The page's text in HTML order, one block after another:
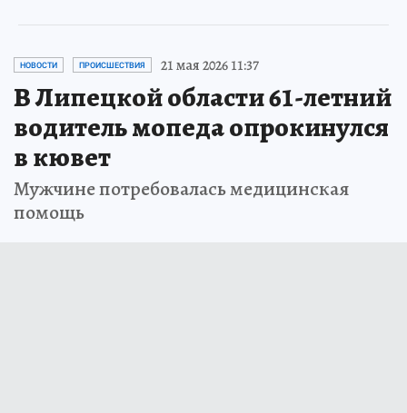
НОВОСТИ ПРОИСШЕСТВИЯ 21 мая 2026 11:37
В Липецкой области 61-летний
водитель мопеда опрокинулся
в кювет
Мужчине потребовалась медицинская
помощь